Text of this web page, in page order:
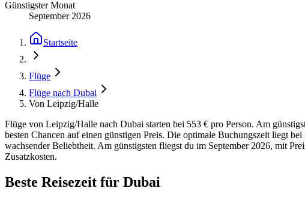
Günstigster Monat
September 2026
Startseite
Flüge
Flüge nach Dubai
Von Leipzig/Halle
Flüge von Leipzig/Halle nach Dubai starten bei 553 € pro Person. Am
besten Chancen auf einen günstigen Preis. Die optimale Buchungszeit liegt
wachsender Beliebtheit. Am günstigsten fliegst du im September 2026, mit
Zusatzkosten.
Beste Reisezeit für Dubai